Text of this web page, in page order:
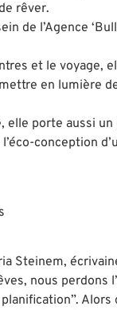
rêver.
de l’Agence
et le voyage,
en lumière
elle porte aussi
conception
Steinem,
nous perdons